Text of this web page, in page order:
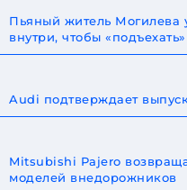
Пьяный житель Могилева
внутри, чтобы
Audi подтверждает
Mitsubishi Pajero
моделей внедорожников